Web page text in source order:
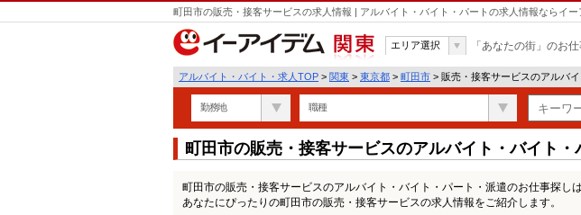
町田市の販売・接客サービスの求人情報 | アルバイト・バイト・パートの求人情報ならイー
関東
エリア選択 「あなたの街」のお
アルバイト・バイト・求人TOP > 関東 > 東京都 > 町田市 > 販売・接客サービスのアルバ
勤務地 職種
町田市の販売・接客サービスのアルバイト・バイト
町田市の販売・接客サービスのアルバイト・バイト・パート・派遣のお仕事探し
あなたにぴったりの町田市の販売・接客サービスの求人情報をご紹介します。